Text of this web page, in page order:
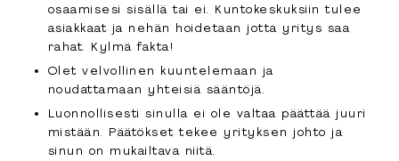
osaamisesi sisällä tai ei. Kuntokeskuksiin tulee
asiakkaat ja nehän hoidetaan jotta yritys saa
rahat. Kylmä fakta!
Olet velvollinen kuuntelemaan ja
noudattamaan yhteisiä sääntöjä.
Luonnollisesti sinulla ei ole valtaa päättää juuri
mistään. Päätökset tekee yrityksen johto ja
sinun on mukailtava niitä.